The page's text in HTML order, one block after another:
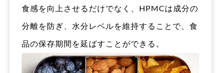
食感を向上させるだけでなく、HPMCは成分の
分離を防ぎ、水分レベルを維持することで、食
品の保存期間を延ばすことができる。